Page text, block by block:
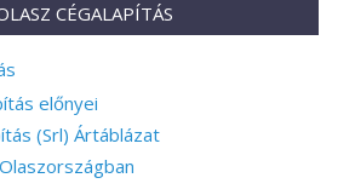
CÉGALAPÍTÁS
előnyei
(Srl) Ártáblázat